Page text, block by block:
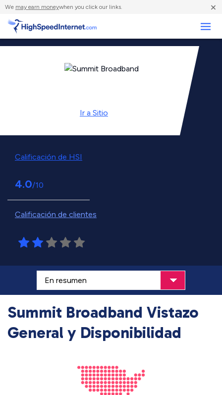
We may earn moneywhen you click our links. ×
Ir a Sitio
Calificación de HSI
4.0/10
Calificación de clientes
Summit Broadband Vistazo
General y Disponibilidad